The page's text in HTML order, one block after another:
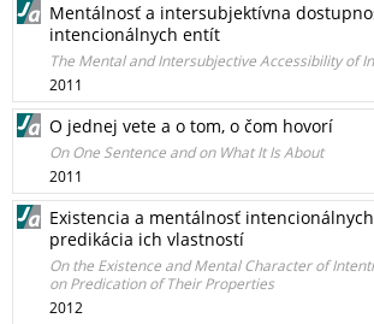
Mentálnosť a intersubjektívna
intencionálnych entít
The Mental and Intersubjective Accessibility of
2011
O jednej vete a o tom, o čom hovorí
On One Sentence and on What It Is About
2011
Existencia a mentálnosť
predikácia ich vlastností
On the Existence and Mental Character of
on Predication of Their Properties
2012